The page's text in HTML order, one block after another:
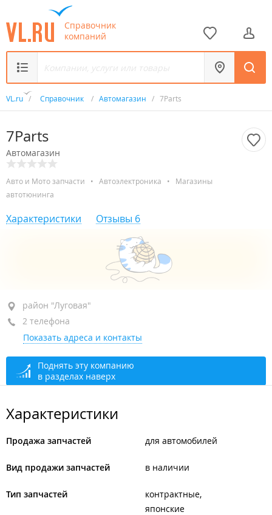
Справочник
компаний
VL.ru / Справочник / Автомагазин / 7Parts
7Parts
Автомагазин
Авто и Мото запчасти • Автоэлектроника •
Магазины
автотюнинга
Характеристики Отзывы 6
район "Луговая", ул. Мира, 16 стр. 3
+7 914 657-88-42
+7 964 447-36-65
закрыто, откроется в 10:00
район "Луговая"
2 телефона
Показать адреса и контакты
Поднять эту компанию
в разделах наверх
Характеристики
Продажа запчастей для автомобилей
Вид продажи запчастей в наличии
Тип запчастей
контрактные
японские